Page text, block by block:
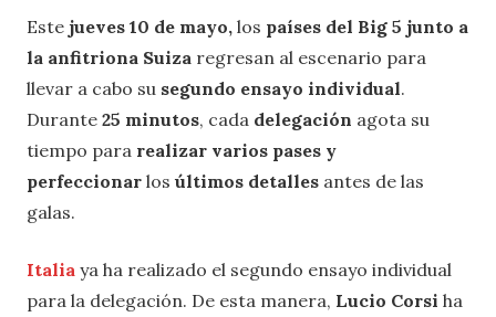
Este jueves 10 de mayo, los países del Big 5 junto a
la anfitriona Suiza regresan al escenario para
llevar a cabo su segundo ensayo individual.
Durante 25 minutos, cada delegación agota su
tiempo para realizar varios pases y
perfeccionar los últimos detalles antes de las
galas.
Italia ya ha realizado el segundo ensayo individual
para la delegación. De esta manera, Lucio Corsi ha